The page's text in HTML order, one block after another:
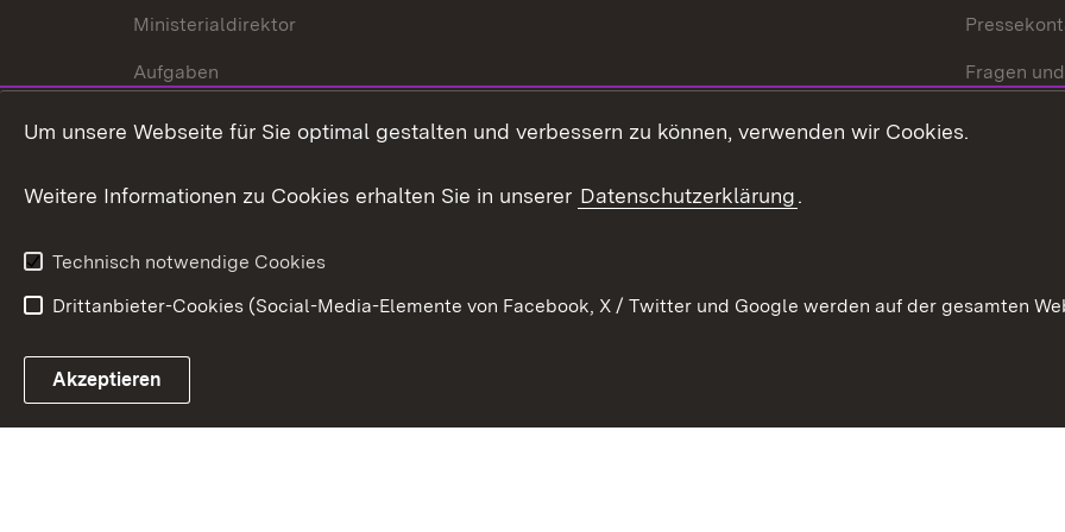
Ministerialdirektor
Aufgaben
Internationale
Fragen
Link zum Landesportal
Um unsere Webseite für Sie optimal gestalten und verbessern zu können, verwenden wir Cookies.
Weitere Informationen zu Cookies erhalten Sie in unserer Datenschutzerklärung.
Technisch notwendige Cookies
Drittanbieter-Cookies (Social-Media-Elemente von Facebook, X / Twitter und Google werden auf der gesamten
Akzeptieren